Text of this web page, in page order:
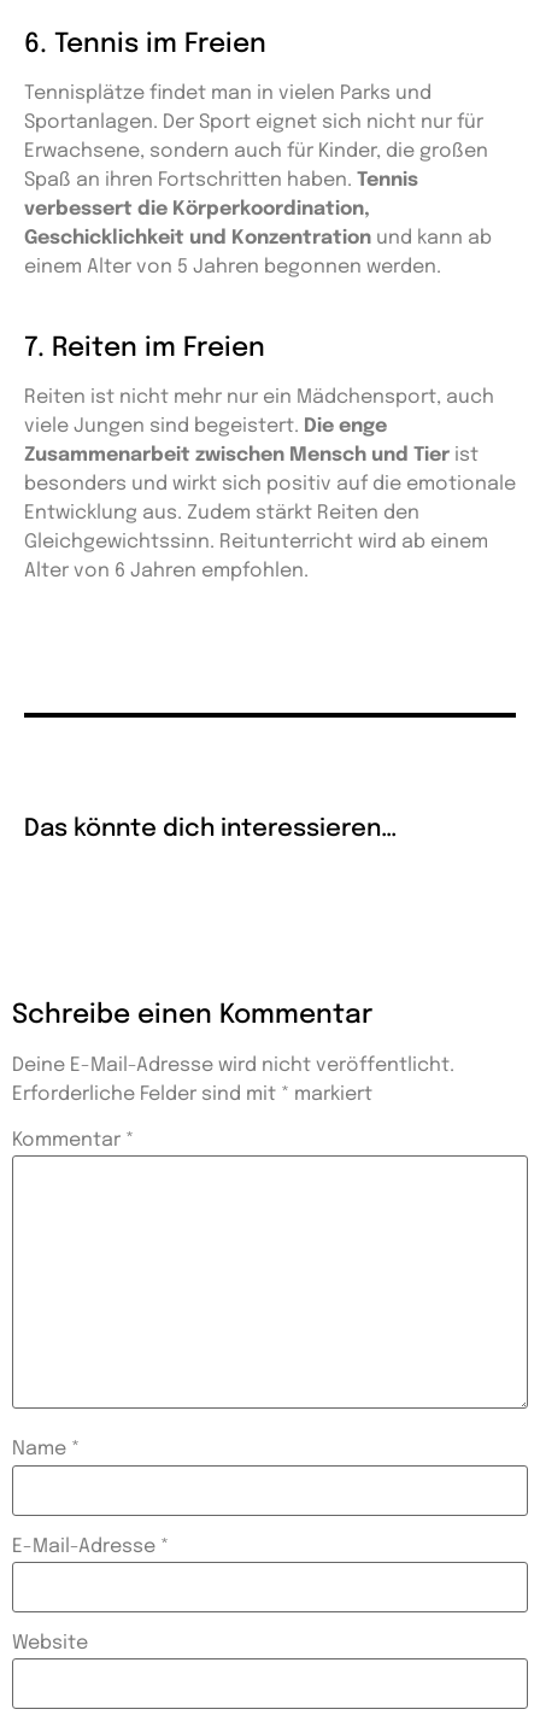
6. Tennis im Freien
Tennisplätze findet man in vielen Parks und
Sportanlagen. Der Sport eignet sich nicht nur für
Erwachsene, sondern auch für Kinder, die großen
Spaß an ihren Fortschritten haben. Tennis
verbessert die Körperkoordination,
Geschicklichkeit und Konzentration und kann ab
einem Alter von 5 Jahren begonnen werden.
7. Reiten im Freien
Reiten ist nicht mehr nur ein Mädchensport, auch
viele Jungen sind begeistert. Die enge
Zusammenarbeit zwischen Mensch und Tier ist
besonders und wirkt sich positiv auf die emotionale
Entwicklung aus. Zudem stärkt Reiten den
Gleichgewichtssinn. Reitunterricht wird ab einem
Alter von 6 Jahren empfohlen.
Das könnte dich interessieren…
Schreibe einen Kommentar
Deine E-Mail-Adresse wird nicht veröffentlicht.
Erforderliche Felder sind mit * markiert
Kommentar *
Name *
E-Mail-Adresse *
Website